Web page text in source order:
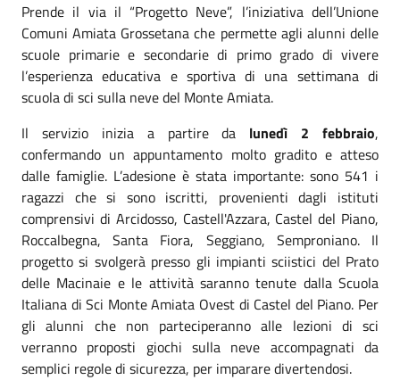
Prende il via il “Progetto Neve”, l’iniziativa dell’Unione
Comuni Amiata Grossetana che permette agli alunni delle
scuole primarie e secondarie di primo grado di vivere
l’esperienza educativa e sportiva di una settimana di
scuola di sci sulla neve del Monte Amiata.
Il servizio inizia a partire da lunedì 2 febbraio,
confermando un appuntamento molto gradito e atteso
dalle famiglie. L’adesione è stata importante: sono 541 i
ragazzi che si sono iscritti, provenienti dagli istituti
comprensivi di Arcidosso, Castell'Azzara, Castel del Piano,
Roccalbegna, Santa Fiora, Seggiano, Semproniano. Il
progetto si svolgerà presso gli impianti sciistici del Prato
delle Macinaie e le attività saranno tenute dalla Scuola
Italiana di Sci Monte Amiata Ovest di Castel del Piano. Per
gli alunni che non parteciperanno alle lezioni di sci
verranno proposti giochi sulla neve accompagnati da
semplici regole di sicurezza, per imparare divertendosi.